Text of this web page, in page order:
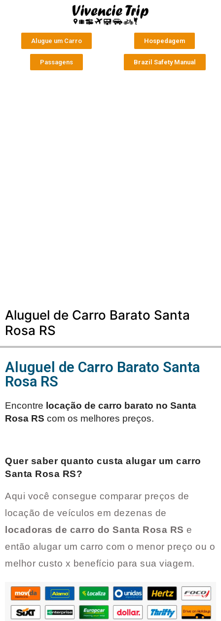
Alugue um Carro Hospedagem
Passagens Brazil Safety Manual
Aluguel de Carro Barato Santa
Rosa RS
Aluguel de Carro Barato Santa
Rosa RS
Encontre locação de carro barato no Santa
Rosa RS com os melhores preços.
Quer saber quanto custa alugar um carro
Santa Rosa RS?
Aqui você consegue comparar preços de
locação de veículos em dezenas de
locadoras de carro do Santa Rosa RS e
então alugar um carro com o menor preço ou o
melhor custo x benefício para sua viagem.